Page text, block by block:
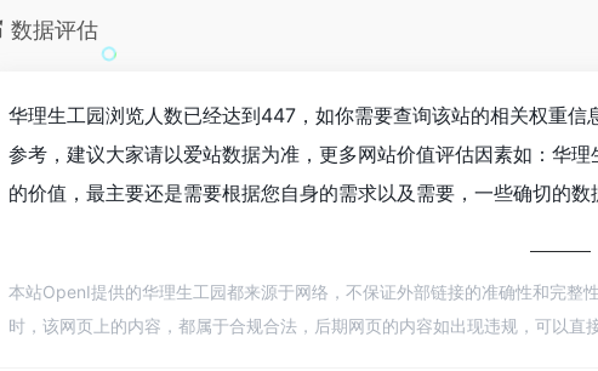
数据评估
华理生工园浏览人数已经达到447，如你需要查询该站的相关权重信
参考，建议大家请以爱站数据为准，更多网站价值评估因素如：华
的价值，最主要还是需要根据您自身的需求以及需要，一些确切的
本站OpenI提供的华理生工园都来源于网络，不保证外部链接的准确性和完
时，该网页上的内容，都属于合规合法，后期网页的内容如出现违规，可以直